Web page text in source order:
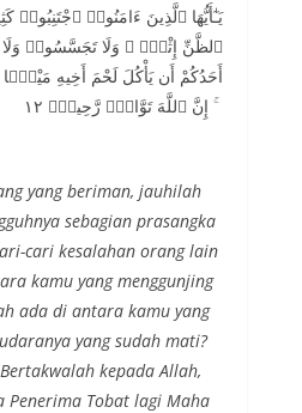
ٱلظَّنِّ إِثْمٌۭ ۖ وَلَا تَجَسَّسُوا۟ وَلَا
أَحَدُكُمْ أَن يَأْكُلَ لَحْمَ أَخِيهِ
ۚ إِنَّ ٱللَّهَ تَوَّابٌۭ رَّحِيمٌۭ ١٢
yang beriman, jauhilah
sebagian prasangka
cari kesalahan orang lain
kamu yang menggunjing
ada di antara kamu yang
yang sudah mati?
kepada Allah,
Penerima Tobat lagi Maha